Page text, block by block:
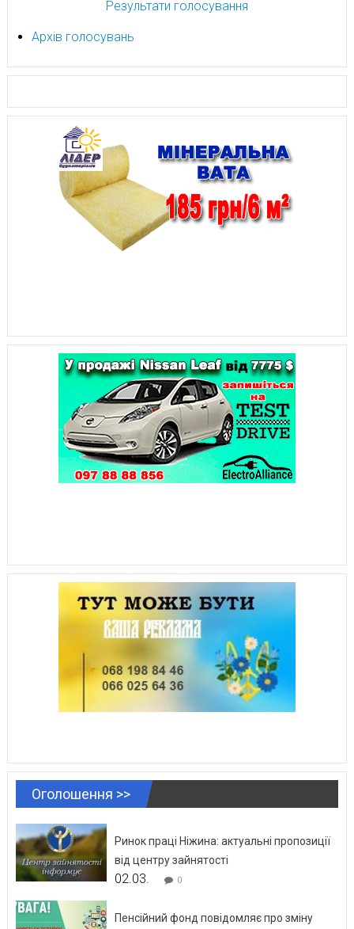
Результати голосування
Архів голосувань
Оголошення >>
Ринок праці Ніжина: актуальні пропозиції
від центру зайнятості
02.03. 0
Пенсійний фонд повідомляє про зміну